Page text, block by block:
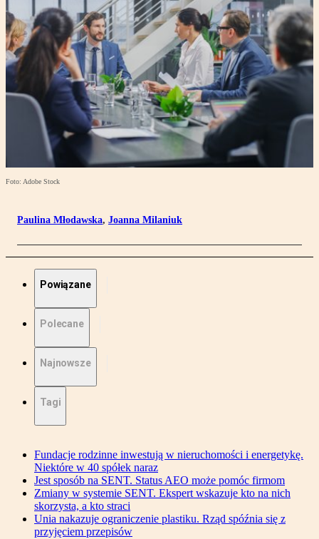
Foto: Adobe Stock
Paulina Młodawska, Joanna Milaniuk
Powiązane
Polecane
Najnowsze
Tagi
Fundacje rodzinne inwestują w nieruchomości i energetykę.
Niektóre w 40 spółek naraz
Jest sposób na SENT. Status AEO może pomóc firmom
Zmiany w systemie SENT. Ekspert wskazuje kto na nich
skorzysta, a kto straci
Unia nakazuje ograniczenie plastiku. Rząd spóźnia się z
przyjęciem przepisów